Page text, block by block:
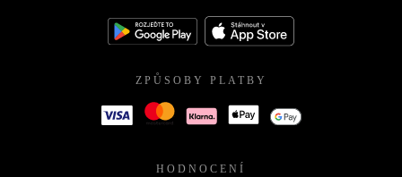
ZPŮSOBY PLATBY
HODNOCENÍ